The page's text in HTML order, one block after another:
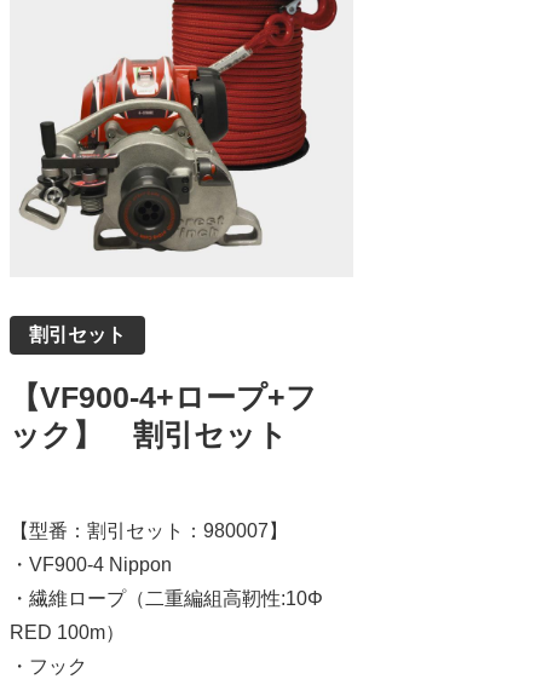
割引セット
【VF900-4+ロープ+フ
ック】 割引セット
【型番：割引セット：980007】
・VF900-4 Nippon
・繊維ロープ（二重編組高靭性:10Φ
RED 100m）
・フック